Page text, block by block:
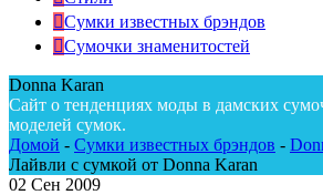
Сумки известных брэндов
Сумочки знаменитостей
Donna Karan
Сайт о тенденциях моды в дамских
моделей сумок.
Домой - Сумки известных брэндов -
Лайвли с сумкой от Donna Karan
02 Сен 2009